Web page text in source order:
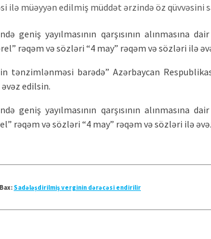
müəyyən edilmiş müddət ərzində öz qüvvəsini
geniş yayılmasının qarşısının alınmasına
rəqəm və sözləri “4 may” rəqəm və sözləri ilə
tənzimlənməsi barədə” Azərbaycan
edilsin.
geniş yayılmasının qarşısının alınmasına
rəqəm və sözləri “4 may” rəqəm və sözləri ilə
Bax: Sadələşdirilmiş verginin dərəcəsi endirilir